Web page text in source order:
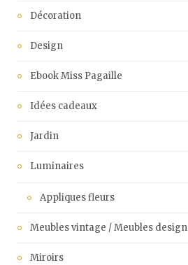
Décoration
Design
Ebook Miss Pagaille
Idées cadeaux
Jardin
Luminaires
Appliques fleurs
Meubles vintage / Meubles design
Miroirs